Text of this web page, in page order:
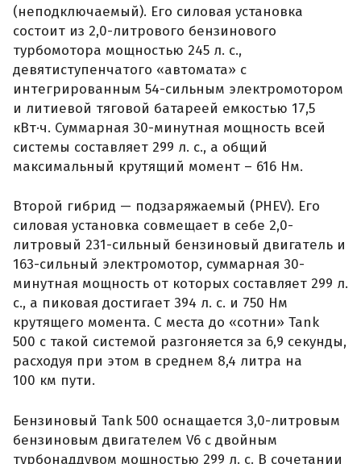
(неподключаемый). Его силовая установка
состоит из 2,0-литрового бензинового
турбомотора мощностью 245 л. с.,
девятиступенчатого «автомата» с
интегрированным 54-сильным электромотором
и литиевой тяговой батареей емкостью 17,5
кВт·ч. Суммарная 30-минутная мощность всей
системы составляет 299 л. с., а общий
максимальный крутящий момент – 616 Нм.
Второй гибрид — подзаряжаемый (PHEV). Его
силовая установка совмещает в себе 2,0-
литровый 231-сильный бензиновый двигатель и
163-сильный электромотор, суммарная 30-
минутная мощность от которых составляет 299 л.
с., а пиковая достигает 394 л. с. и 750 Нм
крутящего момента. С места до «сотни» Tank
500 с такой системой разгоняется за 6,9 секунды,
расходуя при этом в среднем 8,4 литра на
100 км пути.
Бензиновый Tank 500 оснащается 3,0-литровым
бензиновым двигателем V6 с двойным
турбонаддувом мощностью 299 л. с. В сочетании